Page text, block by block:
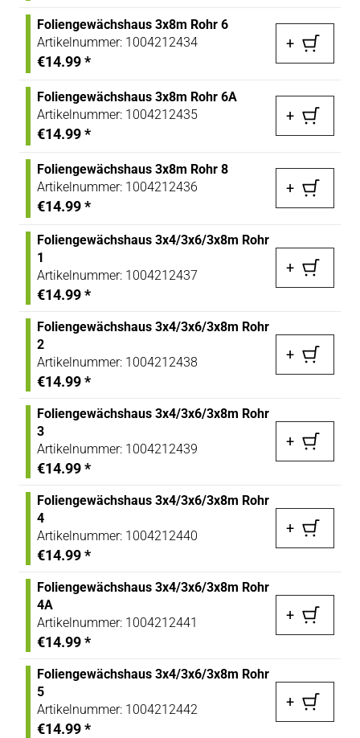
Foliengewächshaus 3x8m Rohr 6
Artikelnummer: 1004212434
€14.99*
+
Foliengewächshaus 3x8m Rohr 6A
Artikelnummer: 1004212435
€14.99*
+
Foliengewächshaus 3x8m Rohr 8
Artikelnummer: 1004212436
€14.99*
+
Foliengewächshaus 3x4/3x6/3x8m Rohr
1
Artikelnummer: 1004212437
€14.99*
+
Foliengewächshaus 3x4/3x6/3x8m Rohr
2
Artikelnummer: 1004212438
€14.99*
+
Foliengewächshaus 3x4/3x6/3x8m Rohr
3
Artikelnummer: 1004212439
€14.99*
+
Foliengewächshaus 3x4/3x6/3x8m Rohr
4
Artikelnummer: 1004212440
€14.99*
+
Foliengewächshaus 3x4/3x6/3x8m Rohr
4A
Artikelnummer: 1004212441
€14.99*
+
Foliengewächshaus 3x4/3x6/3x8m Rohr
5
Artikelnummer: 1004212442
€14.99*
+